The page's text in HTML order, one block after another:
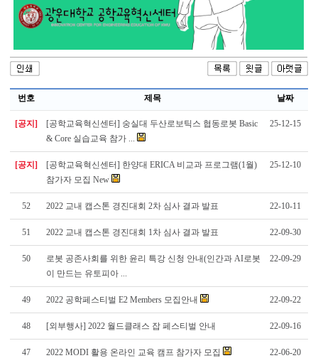
번호 제목 날짜
[공지]
[공학교육혁신센터] 숭실대 두산로보틱스 협동로봇 Basic
& Core 실습교육 참가 ...
25-12-15
[공지]
[공학교육혁신센터] 한양대 ERICA 비교과 프로그램(1월)
참가자 모집 New
25-12-10
52 2022 교내 캡스톤 경진대회 2차 심사 결과 발표 22-10-11
51 2022 교내 캡스톤 경진대회 1차 심사 결과 발표 22-09-30
50
로봇 공존사회를 위한 윤리 특강 신청 안내(인간과 AI로봇
이 만드는 유토피아 ...
22-09-29
49 2022 공학페스티벌 E2 Members 모집안내 22-09-22
48 [외부행사] 2022 월드클래스 잡 페스티벌 안내 22-09-16
47 2022 MODI 활용 온라인 교육 캠프 참가자 모집 22-06-20